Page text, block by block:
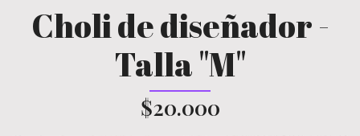
Choli de diseñador -
Talla "M"
$20.000